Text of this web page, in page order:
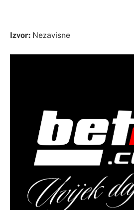
Izvor: Nezavisne